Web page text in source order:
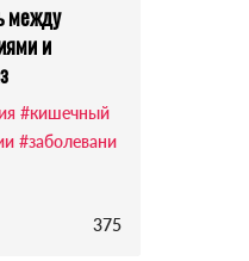
между
и
#кишечный
#заболевани
375